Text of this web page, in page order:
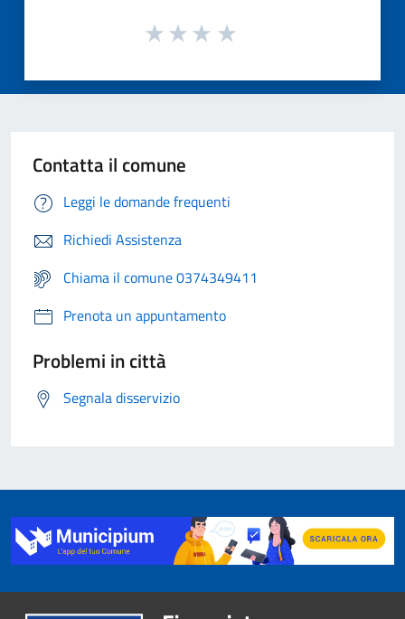
Contatta il comune
Leggi le domande frequenti
Richiedi Assistenza
Chiama il comune 0374349411
Prenota un appuntamento
Problemi in città
Segnala disservizio